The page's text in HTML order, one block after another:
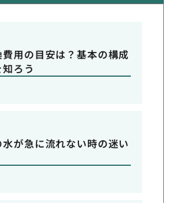
用の目安は？基本の構成
ろう
水が急に流れない時の迷い